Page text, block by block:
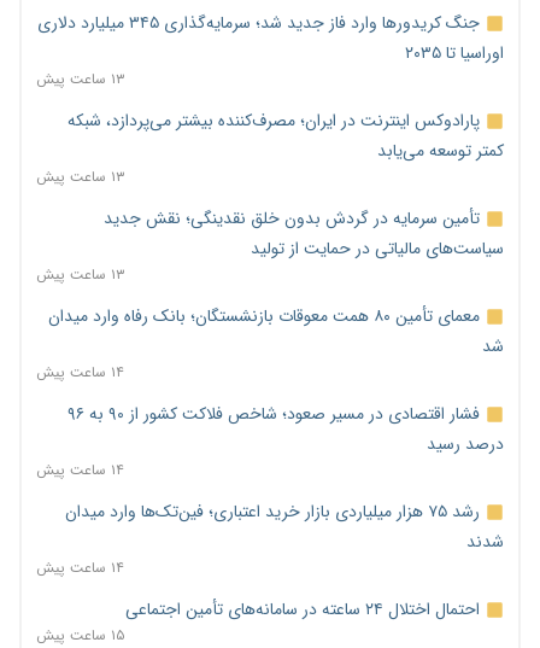
جنگ کریدورها وارد فاز جدید شد؛ سرمایه‌گذاری ۳۴۵ میلیارد دلاری
اوراسیا تا ۲۰۳۵
۱۳ ساعت پیش
پارادوکس اینترنت در ایران؛ مصرف‌کننده بیشتر می‌پردازد، شبکه
کمتر توسعه می‌یابد
۱۳ ساعت پیش
تأمین سرمایه در گردش بدون خلق نقدینگی؛ نقش جدید
سیاست‌های مالیاتی در حمایت از تولید
۱۳ ساعت پیش
معمای تأمین ۸۰ همت معوقات بازنشستگان؛ بانک رفاه وارد میدان
شد
۱۴ ساعت پیش
فشار اقتصادی در مسیر صعود؛ شاخص فلاکت کشور از ۹۰ به ۹۶
درصد رسید
۱۴ ساعت پیش
رشد ۷۵ هزار میلیاردی بازار خرید اعتباری؛ فین‌تک‌ها وارد میدان
شدند
۱۴ ساعت پیش
احتمال اختلال ۲۴ ساعته در سامانه‌های تأمین اجتماعی
۱۵ ساعت پیش